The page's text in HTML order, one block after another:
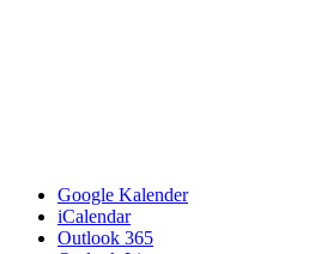
Google Kalender
iCalendar
Outlook 365